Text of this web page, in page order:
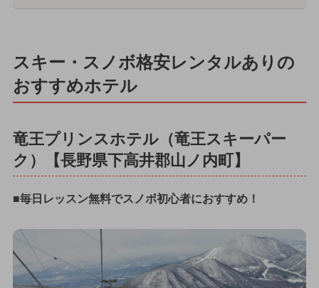
スキー・スノボ格安レンタルありの
おすすめホテル
竜王プリンスホテル（竜王スキーパー
ク）【長野県下高井郡山ノ内町】
■毎日レッスン無料でスノボ初心者におすすめ！